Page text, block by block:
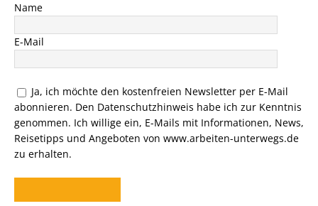
Name
E-Mail
Ja, ich möchte den kostenfreien Newsletter per E-Mail
abonnieren. Den Datenschutzhinweis habe ich zur Kenntnis
genommen. Ich willige ein, E-Mails mit Informationen, News,
Reisetipps und Angeboten von www.arbeiten-unterwegs.de
zu erhalten.